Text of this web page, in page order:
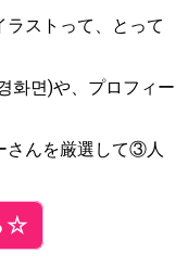
ストって、とって
화면)や、プロフィー
さんを厳選して③人
☆